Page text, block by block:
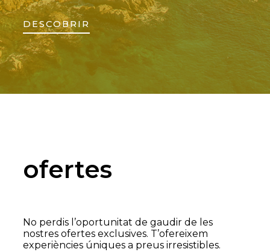
DESCOBRIR
ofertes
No perdis l’oportunitat de gaudir de les
nostres ofertes exclusives. T’ofereixem
experiències úniques a preus irresistibles.